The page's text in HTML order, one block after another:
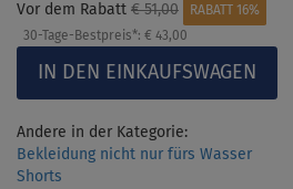
Vor dem Rabatt € 51,00
RABATT 16%
30-Tage-Bestpreis*: € 43,00
Andere in der Kategorie:
Bekleidung nicht nur fürs Wasser
Shorts